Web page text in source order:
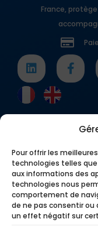
Pour offrir les
technologies telles
aux informations des
technologies nous
comportement de
de ne pas consentir
un effet négatif sur
France,